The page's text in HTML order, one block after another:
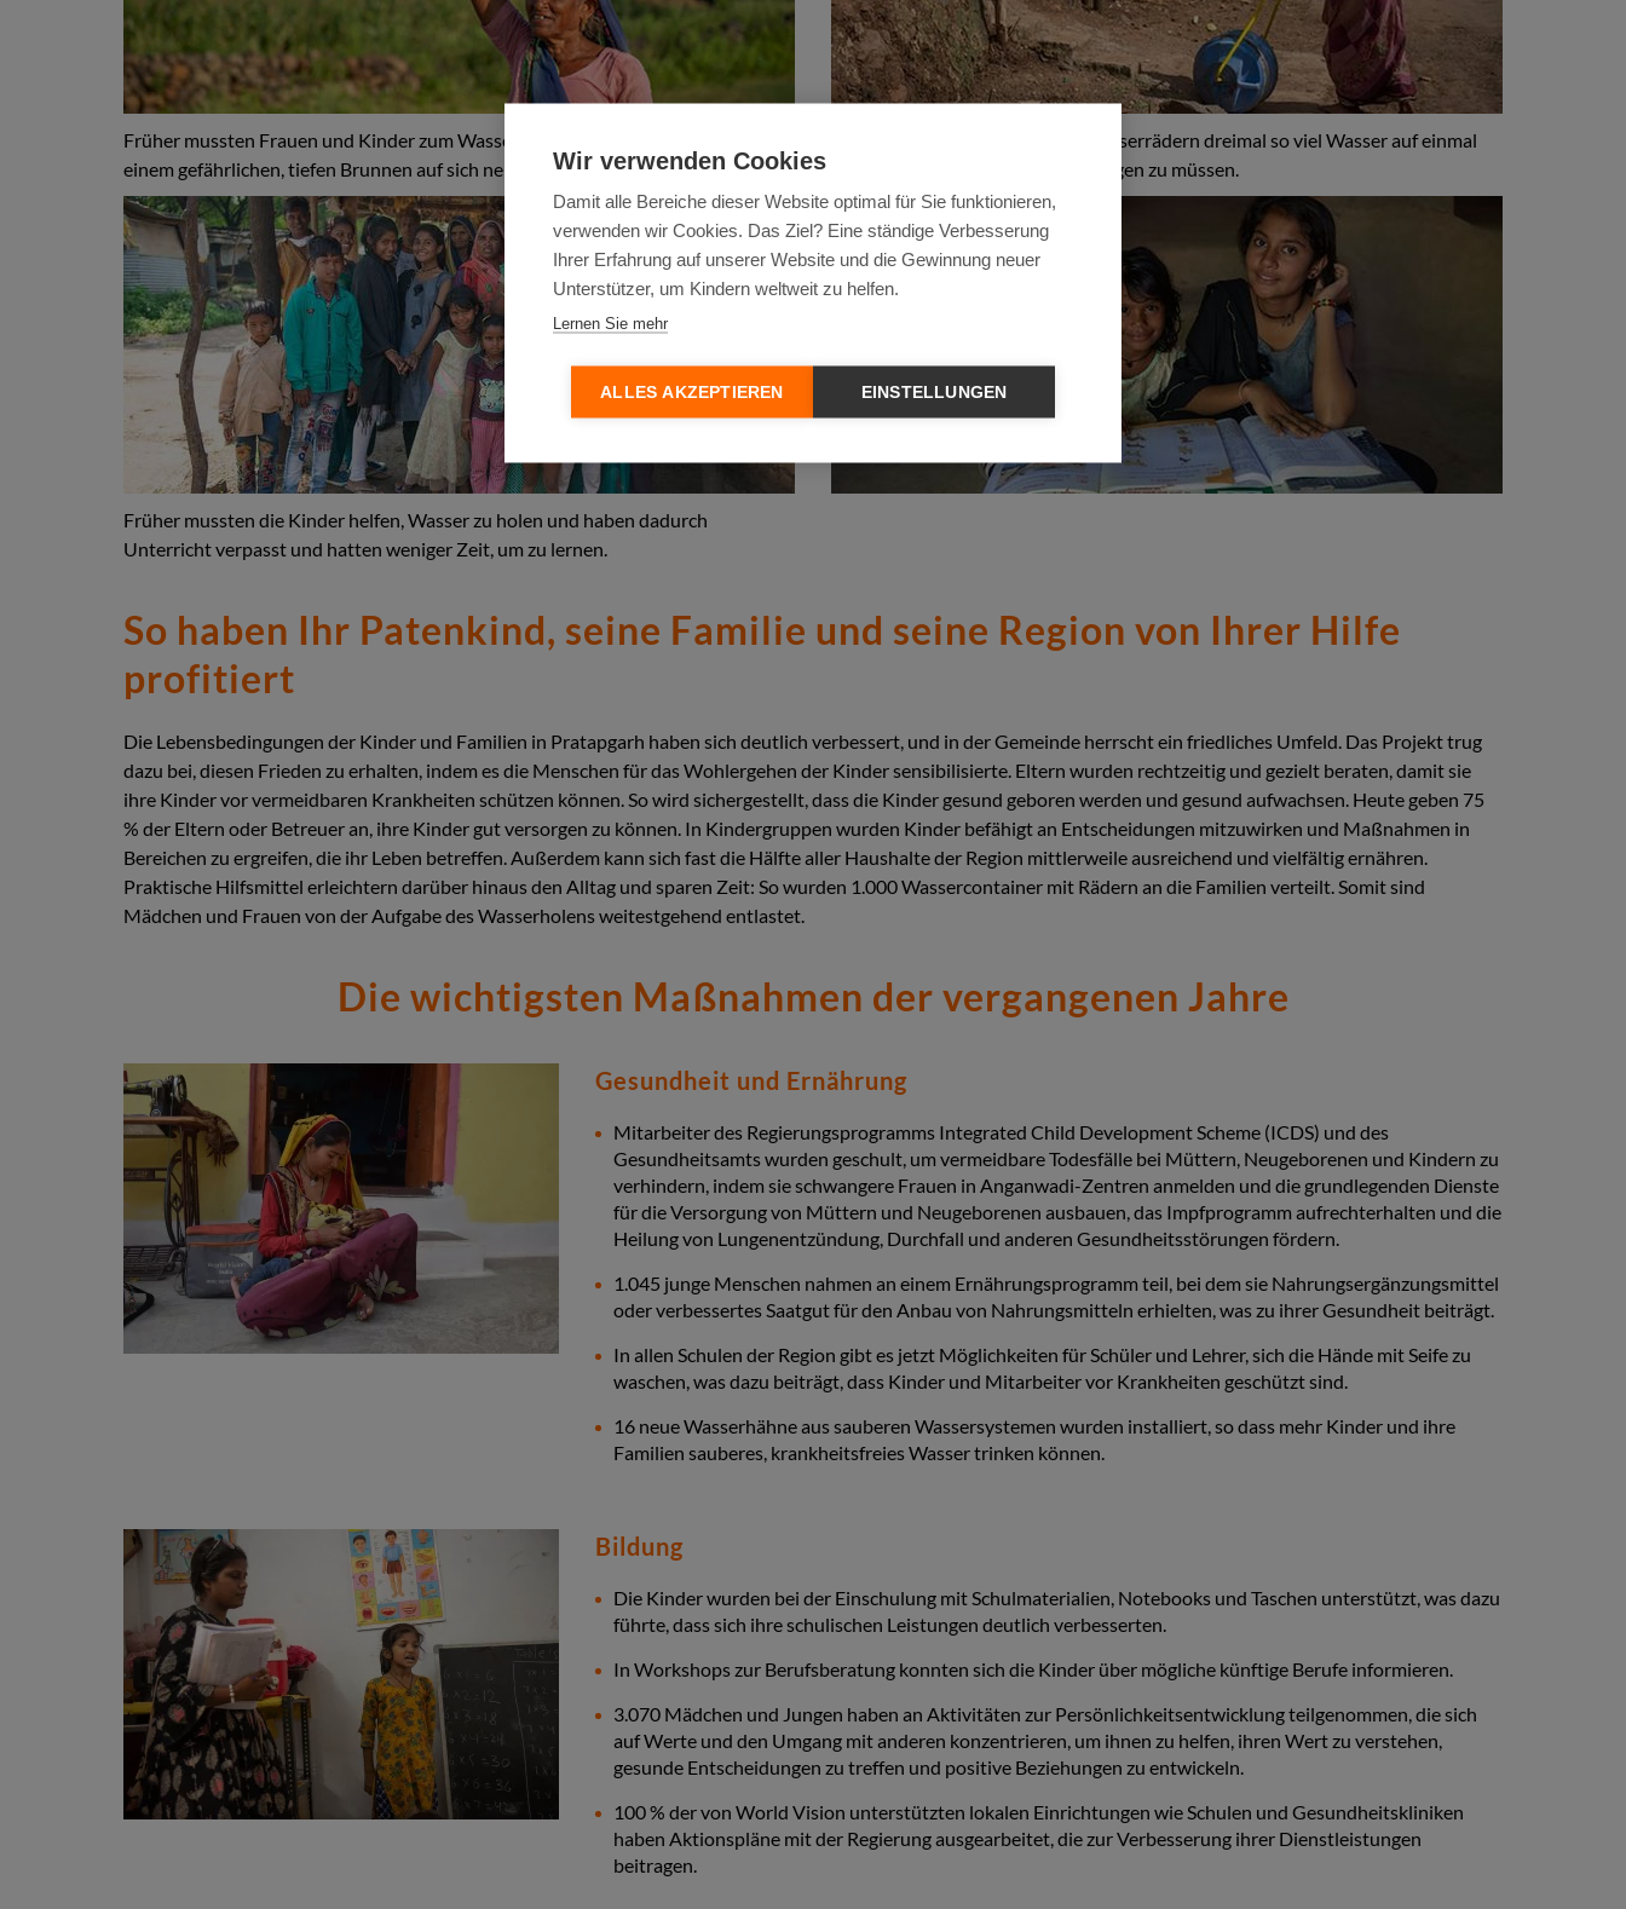
Früher mussten Frauen und Kinder zum Wasserholen mühsam weite Wege zu
einem gefährlichen, tiefen Brunnen auf sich nehmen.
Früher mussten die Kinder helfen, Wasser zu holen und haben dadurch
Unterricht verpasst und hatten weniger Zeit, um zu lernen.
Heute können sie mithilfe von Wasserrädern dreimal so viel Wasser auf einmal
holen, ohne sich allzu sehr anstrengen zu müssen.
So haben Ihr Patenkind, seine Familie und seine Region von Ihrer Hilfe
profitiert
Die Lebensbedingungen der Kinder und Familien in Pratapgarh haben sich deutlich verbessert, und in der Gemeinde herrscht ein friedliches Umfeld. Das Projekt trug
dazu bei, diesen Frieden zu erhalten, indem es die Menschen für das Wohlergehen der Kinder sensibilisierte. Eltern wurden rechtzeitig und gezielt beraten, damit sie
ihre Kinder vor vermeidbaren Krankheiten schützen können. So wird sichergestellt, dass die Kinder gesund geboren werden und gesund aufwachsen. Heute geben 75
% der Eltern oder Betreuer an, ihre Kinder gut versorgen zu können. In Kindergruppen wurden Kinder befähigt an Entscheidungen mitzuwirken und Maßnahmen in
Bereichen zu ergreifen, die ihr Leben betreffen. Außerdem kann sich fast die Hälfte aller Haushalte der Region mittlerweile ausreichend und vielfältig ernähren.
Praktische Hilfsmittel erleichtern darüber hinaus den Alltag und sparen Zeit: So wurden 1.000 Wassercontainer mit Rädern an die Familien verteilt. Somit sind
Mädchen und Frauen von der Aufgabe des Wasserholens weitestgehend entlastet.
Die wichtigsten Maßnahmen der vergangenen Jahre
Gesundheit und Ernährung
Mitarbeiter des Regierungsprogramms Integrated Child Development Scheme (ICDS) und des
Gesundheitsamts wurden geschult, um vermeidbare Todesfälle bei Müttern, Neugeborenen und Kindern zu
verhindern, indem sie schwangere Frauen in Anganwadi-Zentren anmelden und die grundlegenden Dienste
für die Versorgung von Müttern und Neugeborenen ausbauen, das Impfprogramm aufrechterhalten und die
Heilung von Lungenentzündung, Durchfall und anderen Gesundheitsstörungen fördern.
1.045 junge Menschen nahmen an einem Ernährungsprogramm teil, bei dem sie Nahrungsergänzungsmittel
oder verbessertes Saatgut für den Anbau von Nahrungsmitteln erhielten, was zu ihrer Gesundheit beiträgt.
In allen Schulen der Region gibt es jetzt Möglichkeiten für Schüler und Lehrer, sich die Hände mit Seife zu
waschen, was dazu beiträgt, dass Kinder und Mitarbeiter vor Krankheiten geschützt sind.
16 neue Wasserhähne aus sauberen Wassersystemen wurden installiert, so dass mehr Kinder und ihre
Familien sauberes, krankheitsfreies Wasser trinken können.
Bildung
Die Kinder wurden bei der Einschulung mit Schulmaterialien, Notebooks und Taschen unterstützt, was dazu
führte, dass sich ihre schulischen Leistungen deutlich verbesserten.
In Workshops zur Berufsberatung konnten sich die Kinder über mögliche künftige Berufe informieren.
3.070 Mädchen und Jungen haben an Aktivitäten zur Persönlichkeitsentwicklung teilgenommen, die sich
auf Werte und den Umgang mit anderen konzentrieren, um ihnen zu helfen, ihren Wert zu verstehen,
gesunde Entscheidungen zu treffen und positive Beziehungen zu entwickeln.
100 % der von World Vision unterstützten lokalen Einrichtungen wie Schulen und Gesundheitskliniken
haben Aktionspläne mit der Regierung ausgearbeitet, die zur Verbesserung ihrer Dienstleistungen
beitragen.
Wir verwenden Cookies
Damit alle Bereiche dieser Website optimal für Sie funktionieren,
verwenden wir Cookies. Das Ziel? Eine ständige Verbesserung
Ihrer Erfahrung auf unserer Website und die Gewinnung neuer
Unterstützer, um Kindern weltweit zu helfen.
Lernen Sie mehr
ALLES AKZEPTIEREN EINSTELLUNGEN